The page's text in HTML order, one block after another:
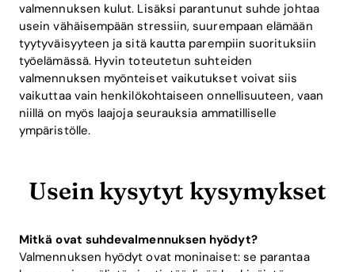
valmennuksen kulut. Lisäksi parantunut suhde johtaa
usein vähäisempään stressiin, suurempaan elämään
tyytyväisyyteen ja sitä kautta parempiin suorituksiin
työelämässä. Hyvin toteutetun suhteiden
valmennuksen myönteiset vaikutukset voivat siis
vaikuttaa vain henkilökohtaiseen onnellisuuteen, vaan
niillä on myös laajoja seurauksia ammatilliselle
ympäristölle.
Usein kysytyt kysymykset
Mitkä ovat suhdevalmennuksen hyödyt?
Valmennuksen hyödyt ovat moninaiset: se parantaa